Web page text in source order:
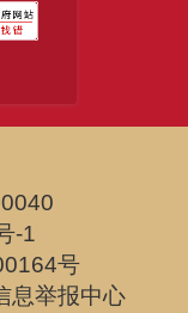
-1
号
举报中心